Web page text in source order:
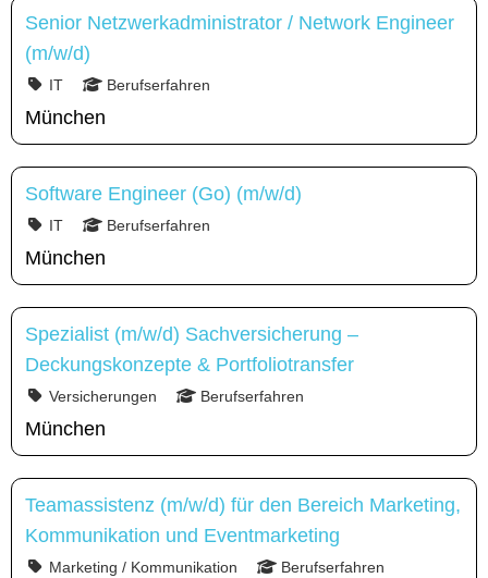
Senior Netzwerkadministrator / Network Engineer
(m/w/d)
IT Berufserfahren
München
Software Engineer (Go) (m/w/d)
IT Berufserfahren
München
Spezialist (m/w/d) Sachversicherung –
Deckungskonzepte & Portfoliotransfer
Versicherungen Berufserfahren
München
Teamassistenz (m/w/d) für den Bereich Marketing,
Kommunikation und Eventmarketing
Marketing / Kommunikation Berufserfahren